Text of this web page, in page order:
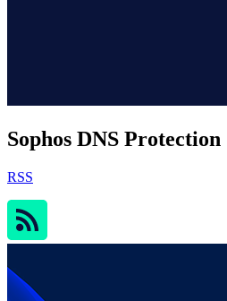
Sophos DNS Protection
RSS